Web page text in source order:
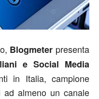
Blogmeter presenta
e Social Media
in Italia, campione
ad almeno un canale